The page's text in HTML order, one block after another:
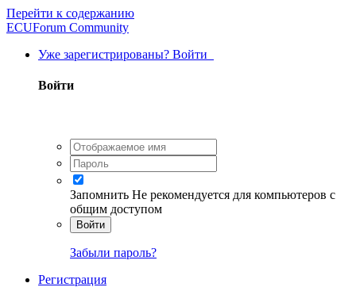
Перейти к содержанию
ECUForum Community
Уже зарегистрированы? Войти
Войти
Запомнить Не рекомендуется для компьютеров с
общим доступом
Войти
Забыли пароль?
Регистрация